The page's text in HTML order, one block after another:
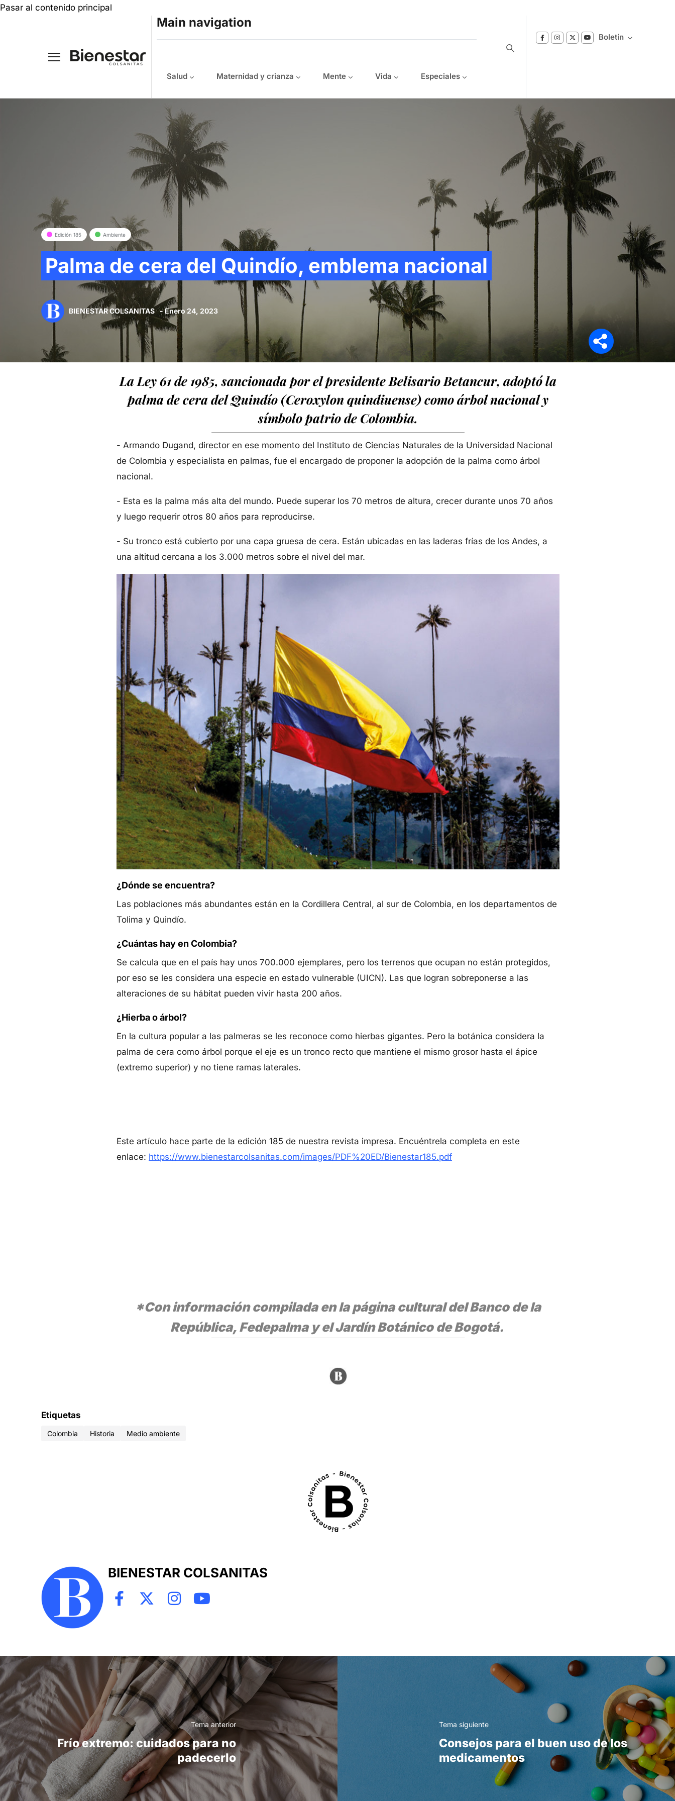
Pasar al contenido principal
Main navigation
Salud Maternidad y crianza Mente Vida Especiales
Boletín
Suscríbase a nuestro boletín
Reciba notificaciones sobre los temas de
Bienestar que le interesan.
Síganos en
Edición 185 Ambiente
Palma de cera del Quindío, emblema nacional
BIENESTAR COLSANITAS - Enero 24, 2023
La Ley 61 de 1985, sancionada por el presidente Belisario Betancur, adoptó la
palma de cera del Quindío (Ceroxylon quindiuense) como árbol nacional y
símbolo patrio de Colombia.
- Armando Dugand, director en ese momento del Instituto de Ciencias Naturales de la Universidad Nacional
de Colombia y especialista en palmas, fue el encargado de proponer la adopción de la palma como árbol
nacional.
- Esta es la palma más alta del mundo. Puede superar los 70 metros de altura, crecer durante unos 70 años
y luego requerir otros 80 años para reproducirse.
- Su tronco está cubierto por una capa gruesa de cera. Están ubicadas en las laderas frías de los Andes, a
una altitud cercana a los 3.000 metros sobre el nivel del mar.
¿Dónde se encuentra?
Las poblaciones más abundantes están en la Cordillera Central, al sur de Colombia, en los departamentos de
Tolima y Quindío.
¿Cuántas hay en Colombia?
Se calcula que en el país hay unos 700.000 ejemplares, pero los terrenos que ocupan no están protegidos,
por eso se les considera una especie en estado vulnerable (UICN). Las que logran sobreponerse a las
alteraciones de su hábitat pueden vivir hasta 200 años.
¿Hierba o árbol?
En la cultura popular a las palmeras se les reconoce como hierbas gigantes. Pero la botánica considera la
palma de cera como árbol porque el eje es un tronco recto que mantiene el mismo grosor hasta el ápice
(extremo superior) y no tiene ramas laterales.
Este artículo hace parte de la edición 185 de nuestra revista impresa. Encuéntrela completa en este
enlace: https://www.bienestarcolsanitas.com/images/PDF%20ED/Bienestar185.pdf
*Con información compilada en la página cultural del Banco de la
República, Fedepalma y el Jardín Botánico de Bogotá.
Etiquetas
Colombia Historia Medio ambiente
BIENESTAR COLSANITAS
Tema anterior
Frío extremo: cuidados para no
padecerlo
Tema siguiente
Consejos para el buen uso de los
medicamentos